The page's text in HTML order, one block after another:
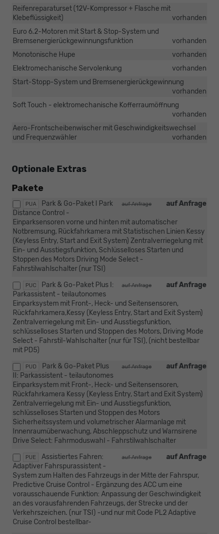
Reifenreparaturset (12V-Kompressor + Flasche mit
Klebeflüssigkeit)
vorhanden
Euro 6.2-Motoren mit Start & Stop-System und
Bremsenergierückgewinnungsfunktion
vorhanden
Monotonische Hupe
vorhanden
Elektromechanische Servolenkung
vorhanden
Start-Stopp-System und Bremsenergierückgewinnung
vorhanden
Soft Touch - elektromechanische Kofferraumöffnung
vorhanden
Aero-Frontscheibenwischer mit Geschwindigkeitswechsel
und Frequenzwähler
vorhanden
Optionale Extras
Pakete
PUA auf Anfrage
auf Anfrage
Park & Go-Paket I Park
Distance Control -
Einparksensoren vorne und hinten mit automatischer
Notbremsung, Rückfahrkamera mit Statistischen Linien Kessy
(Keyless Entry, Start and Exit System) Zentralverriegelung mit
Ein- und Ausstiegsfunktion, Schlüsselloses Starten und
Stoppen des Motors Driving Mode Select -
Fahrstilwahlschalter (nur TSI)
PUC auf Anfrage
auf Anfrage
Park & Go-Paket Plus I:
Parkassistent - teilautonomes
Einparksystem mit Front-, Heck- und Seitensensoren,
Rückfahrkamera,Kessy (Keyless Entry, Start and Exit System)
Zentralverriegelung mit Ein- und Ausstiegsfunktion,
schlüsselloses Starten und Stoppen des Motors, Driving Mode
Select - Fahrstil-Wahlschalter (nur für TSI), (nicht bestellbar
mit PD5)
PUD auf Anfrage
auf Anfrage
Park & Go-Paket Plus
II: Parkassistent - teilautonomes
Einparksystem mit Front-, Heck- und Seitensensoren,
Rückfahrkamera Kessy (Keyless Entry, Start and Exit System)
Zentralverriegelung mit Ein- und Ausstiegsfunktion,
schlüsselloses Starten und Stoppen des Motors
Sicherheitssystem und volumetrischer Alarmanlage mit
Innenraumüberwachung, Abschleppschutz und Warnsirene
Drive Select: Fahrmoduswahl - Fahrstilwahlschalter
PUE auf Anfrage
auf Anfrage
Assistiertes Fahren:
Adaptiver Fahrspurassistent -
System zum Halten des Fahrzeugs in der Mitte der Fahrspur,
Predictive Cruise Control - Ergänzung des ACC um eine
vorausschauende Funktion: Anpassung der Geschwindigkeit
an des vorausfahrenden Fahrzeugs, der Strecke und der
Verkehrszeichen. (nur TSI) -und nur mit Code PL2 Adaptive
Cruise Control bestellbar-